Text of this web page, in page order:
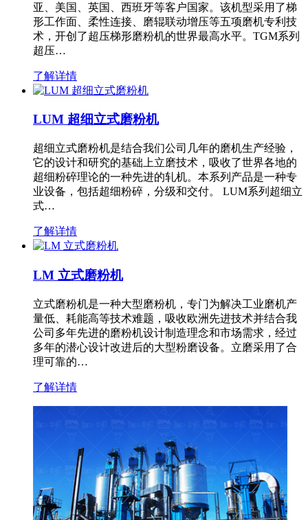
亚、美国、英国、西班牙等客户国家。该机型采用了梯
形工作面、柔性连接、磨辊联动增压等五项磨机专利技
术，开创了超压梯形磨粉机的世界最高水平。TGM系列
超压…
了解详情
LUM 超细立式磨粉机
超细立式磨粉机是结合我们公司几年的磨机生产经验，
它的设计和研究的基础上立磨技术，吸收了世界各地的
超细粉碎理论的一种先进的轧机。本系列产品是一种专
业设备，包括超细粉碎，分级和交付。 LUM系列超细立
式…
了解详情
LM 立式磨粉机
立式磨粉机是一种大型磨粉机，专门为解决工业磨机产
量低、耗能高等技术难题，吸收欧洲先进技术并结合我
公司多年先进的磨粉机设计制造理念和市场需求，经过
多年的潜心设计改进后的大型粉磨设备。立磨采用了合
理可靠的…
了解详情